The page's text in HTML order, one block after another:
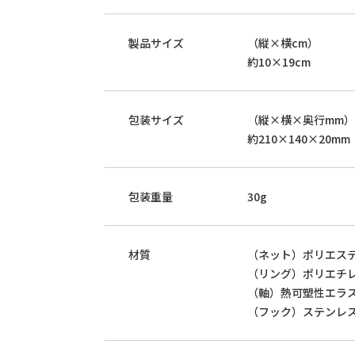
製品サイズ
（縦×横cm）
約10×19cm
包装サイズ
（縦×横×奥行mm）
約210×140×20mm
包装重量 30g
材質
（ネット）ポリエス
（リング）ポリエチ
（軸）熱可塑性エラ
（フック）ステンレ